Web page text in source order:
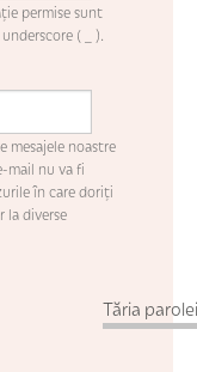
permise sunt
( _ ).
mesajele noastre
mail nu va fi
în care doriţi
la diverse
Tăria